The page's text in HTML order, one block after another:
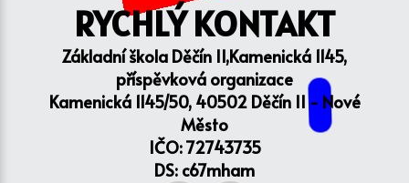
RYCHLÝ KONTAKT
Základní škola Děčín II,Kamenická 1145,
příspěvková organizace
Kamenická 1145/50, 40502 Děčín II - Nové
Město
IČO: 72743735
DS: c67mham